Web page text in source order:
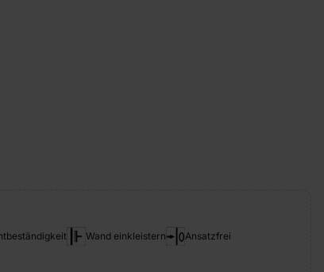
Wand einkleistern
Ansatzfrei